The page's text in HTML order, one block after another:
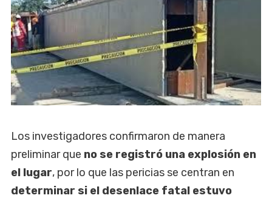
Los investigadores confirmaron de manera
preliminar que no se registró una explosión en
el lugar, por lo que las pericias se centran en
determinar si el desenlace fatal estuvo